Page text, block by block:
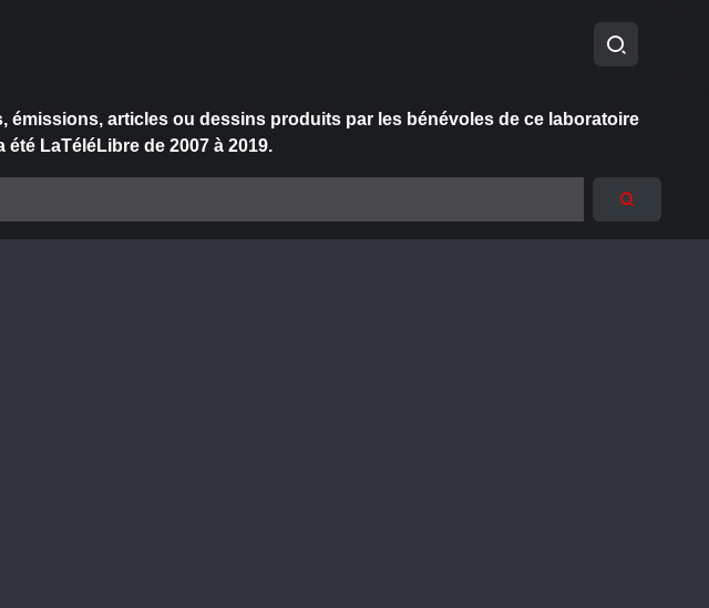
émissions, articles ou dessins produits par les bénévoles de ce laboratoire
LaTéléLibre de 2007 à 2019.